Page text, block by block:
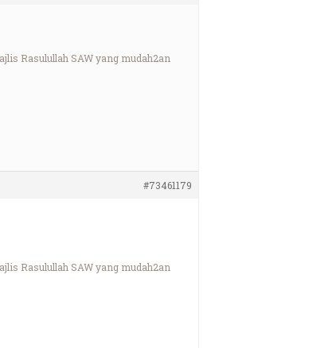
Rasulullah SAW yang mudah2an
#73461179
Rasulullah SAW yang mudah2an